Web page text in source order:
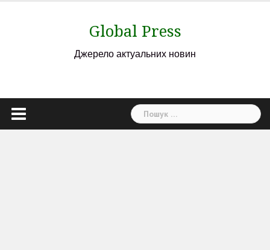
Global Press
Джерело актуальних новин
Пошук: